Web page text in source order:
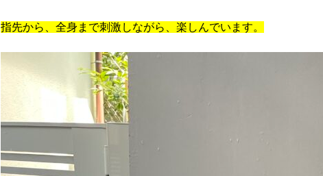
指先から、全身まで刺激しながら、楽しんでいます。